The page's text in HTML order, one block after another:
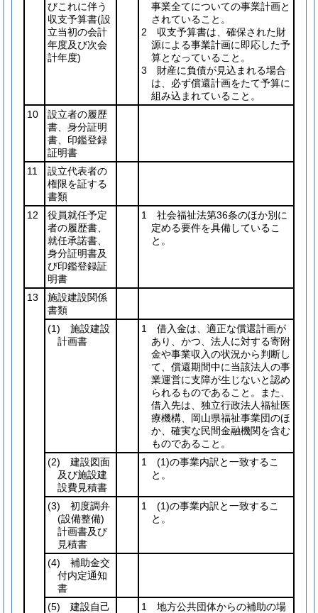
びこれに伴う
収支予算書(設
立当初の会計
年度及び次会
計年度)
事業全てについての事業計画と
されていること。
2 収支予算書は、確保された財
源による事業計画に即応した予
算となっていること。
3 財産に負債が見込まれる場合
は、必ず償還計画をたて予算に
組み込まれていること。
10
設立者の履歴
書、身分証明
書、印鑑登録
証明書
11
設立代表者の
権限を証する
書類
12
役員就任予定
者の履歴書、
就任承諾書、
身分証明書及
び印鑑登録証
明書
1 社会福祉法第36条のほか別に
定める要件を具備しているこ
と。
13
施設建設関係
書類
(1) 施設建設
計画書
1 借入金は、適正な償還計画が
あり、かつ、法人に対する寄附
金や事業収入の状況から判断し
て、償還期間中に当該法人の事
業運営に支障が生じないと認め
られるものであること。また、
借入先は、独立行政法人福祉医
療機構、岡山県福祉事業団のほ
か、確実な民間金融機関を含む
ものであること。
(2) 建設図面
及び施設建
設費見積書
1 (1)の事業内訳と一致するこ
と。
(3) 初度調弁
(設備整備)
計画書及び
見積書
1 (1)の事業内訳と一致するこ
と。
(4) 補助金交
付内定通知
書
(5) 建設自己
1 地方公共団体からの補助の場